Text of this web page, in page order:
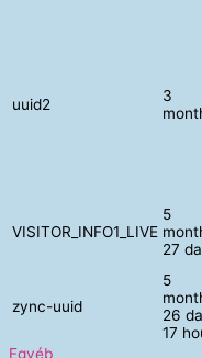
uuid2
3
VISITOR_INFO1_LIVE
5
27
zync-uuid
5
26
17
Egyéb